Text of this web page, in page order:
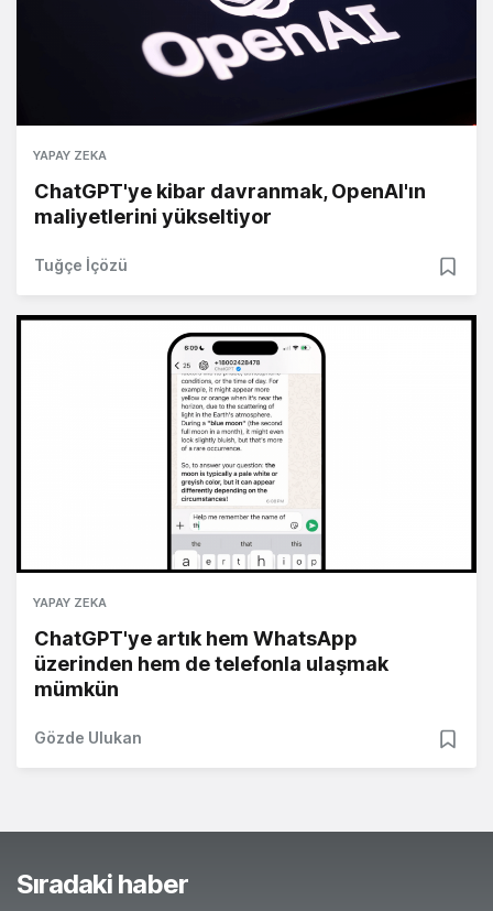
YAPAY ZEKA
ChatGPT'ye kibar davranmak, OpenAI'ın
maliyetlerini yükseltiyor
Tuğçe İçözü
YAPAY ZEKA
ChatGPT'ye artık hem WhatsApp
üzerinden hem de telefonla ulaşmak
mümkün
Gözde Ulukan
Sıradaki haber